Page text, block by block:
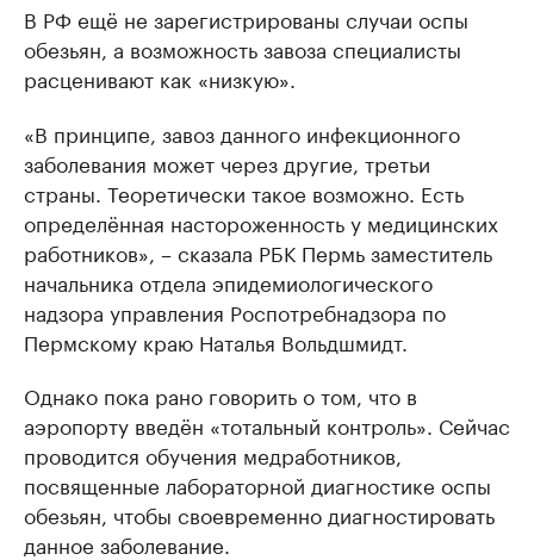
В РФ ещё не зарегистрированы случаи оспы
обезьян, а возможность завоза специалисты
расценивают как «низкую».
«В принципе, завоз данного инфекционного
заболевания может через другие, третьи
страны. Теоретически такое возможно. Есть
определённая настороженность у медицинских
работников», – сказала РБК Пермь заместитель
начальника отдела эпидемиологического
надзора управления Роспотребнадзора по
Пермскому краю Наталья Вольдшмидт.
Однако пока рано говорить о том, что в
аэропорту введён «тотальный контроль». Сейчас
проводится обучения медработников,
посвященные лабораторной диагностике оспы
обезьян, чтобы своевременно диагностировать
данное заболевание.